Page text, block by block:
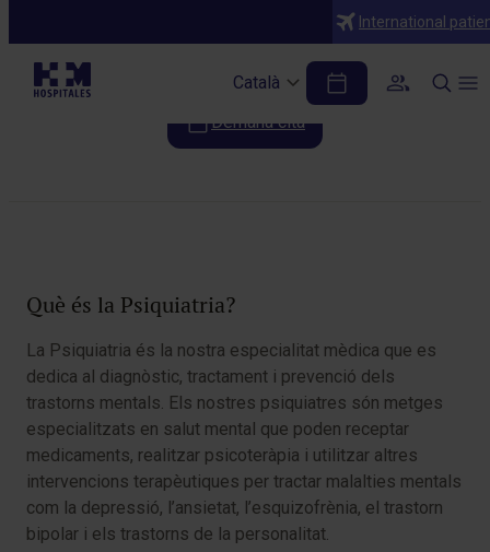
International
Català
Psiquiatria
Demana cita
Què és la Psiquiatria?
La Psiquiatria és la nostra especialitat mèdica que es
dedica al diagnòstic, tractament i prevenció dels
trastorns mentals. Els nostres psiquiatres són metges
especialitzats en salut mental que poden receptar
medicaments, realitzar psicoteràpia i utilitzar altres
intervencions terapèutiques per tractar malalties mentals
com la depressió, l’ansietat, l’esquizofrènia, el trastorn
bipolar i els trastorns de la personalitat.